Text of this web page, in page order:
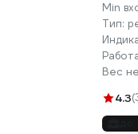
Min
Тип:
Вес
4.3